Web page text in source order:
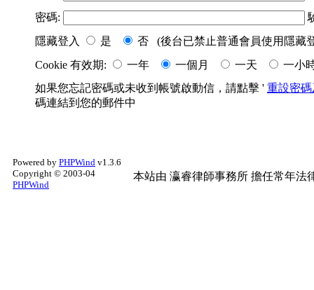
密碼:
隱藏登入
是
否 (後台已禁止普通會員使用隱藏
Cookie 有效期:
一年 一個月 一天
一小
如果您忘記密碼或未收到帳號啟動信，請點擊 ' 重設密
碼連結到您的郵件中
Powered by PHPWind v1.3.6
Copyright © 2003-04
PHPWind
本站由 瀛睿律師事務所 擔任常年法